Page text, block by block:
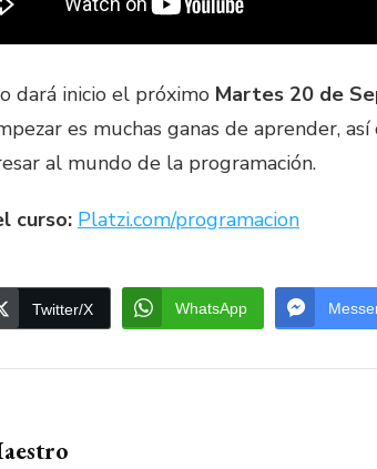
dará inicio el próximo Martes 20 de
es muchas ganas de aprender,
al mundo de la programación.
curso: Platzi.com/programacion
Twitter/X WhatsApp